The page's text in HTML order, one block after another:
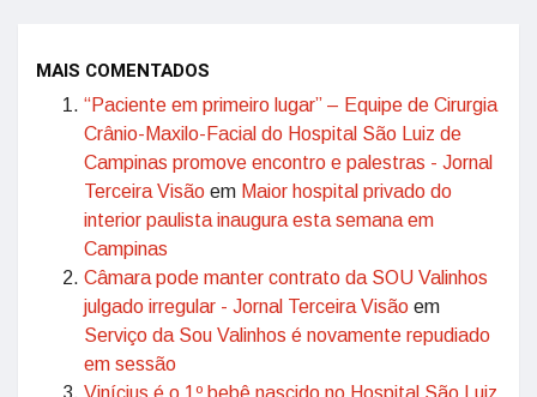
MAIS COMENTADOS
“Paciente em primeiro lugar” – Equipe de Cirurgia
Crânio-Maxilo-Facial do Hospital São Luiz de
Campinas promove encontro e palestras - Jornal
Terceira Visão em Maior hospital privado do
interior paulista inaugura esta semana em
Campinas
Câmara pode manter contrato da SOU Valinhos
julgado irregular - Jornal Terceira Visão em
Serviço da Sou Valinhos é novamente repudiado
em sessão
Vinícius é o 1º bebê nascido no Hospital São Luiz